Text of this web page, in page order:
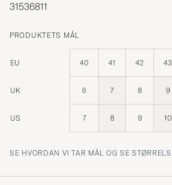
31536811
PRODUKTETS MÅL
EU 40 41 42 43
UK 6 7 8 9
US 7 8 9 10
SE HVORDAN VI TAR MÅL OG SE